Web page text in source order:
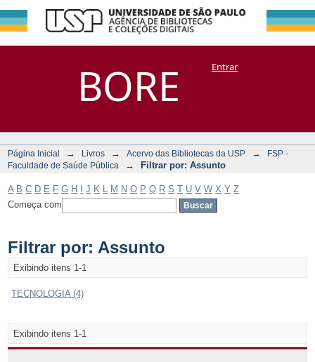
BORE
Filtrar por:
Assunto
DSpace/Manakin + CoriscoEntrar
Página Inicial → Livros → Acervo das Bibliotecas da USP →
FSP -
Faculdade de Saúde Pública
→ Filtrar por: Assunto
A B C D E F G H J K M N O P Q R S T U V W X Y Z
Começa com
Filtrar por: Assunto
Exibindo itens 1-1
TECNOLOGIA (4)
Exibindo itens 1-1